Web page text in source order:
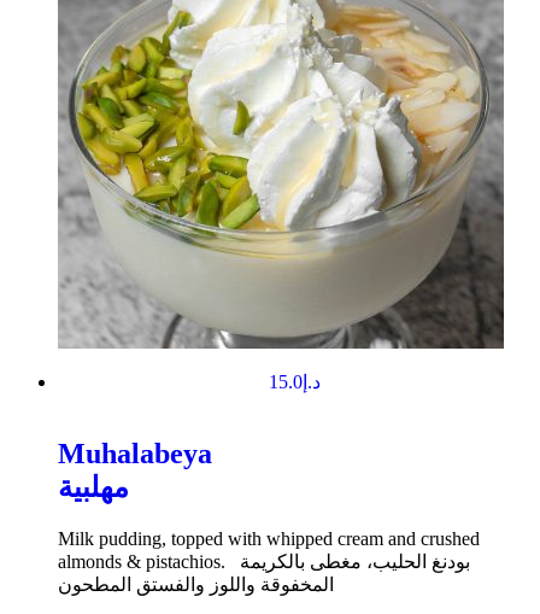
د.إ15.0
Muhalabeya
مهلبية
Milk pudding, topped with whipped cream and crushed
almonds & pistachios. بودنغ الحليب، مغطى بالكريمة
المخفوقة واللوز والفستق المطحون